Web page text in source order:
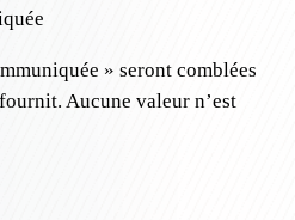
» seront comblées
Aucune valeur n’est